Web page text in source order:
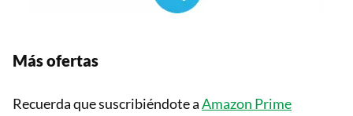
Más ofertas
Recuerda que suscribiéndote aAmazon Prime